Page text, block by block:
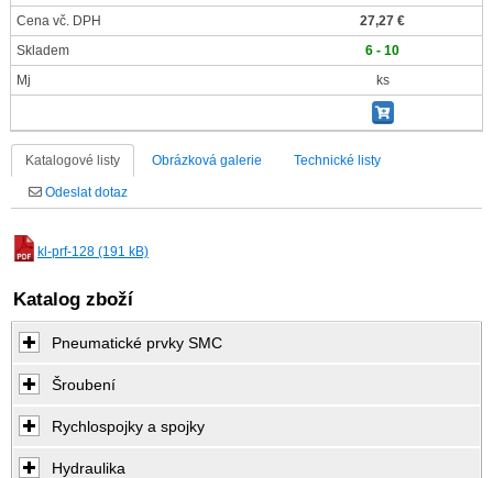
Cena vč. DPH
27,27 €
Skladem
6 - 10
Mj
ks
Katalogové listy Obrázková galerie Technické listy
Odeslat dotaz
kl-prf-128 (191 kB)
Katalog zboží
Pneumatické prvky SMC
Šroubení
Rychlospojky a spojky
Hydraulika